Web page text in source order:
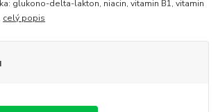
glukono-delta-lakton, niacin, vitamin B1, vitamin
celý popis